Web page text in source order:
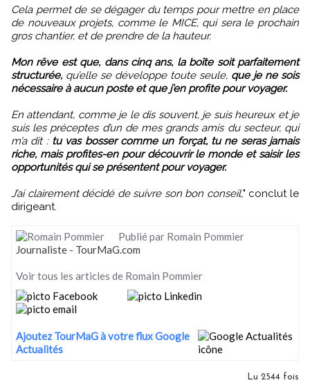
Cela permet de se dégager du temps pour mettre en place
de nouveaux projets, comme le MICE, qui sera le prochain
gros chantier, et de prendre de la hauteur.
Mon rêve est que, dans cinq ans, la boîte soit parfaitement
structurée,qu’elle se développe toute seule, que je ne sois
nécessaire à aucun poste et que j’en profite pour voyager.
En attendant, comme je le dis souvent, je suis heureux et je
suis les préceptes d’un de mes grands amis du secteur, qui
m’a dit : tu vas bosser comme un forçat, tu ne seras jamais
riche, mais profites-en pour découvrir le monde et saisir les
opportunités qui se présentent pour voyager.
J’ai clairement décidé de suivre son bon conseil," conclut le
dirigeant.
Publié par Romain Pommier
Journaliste - TourMaG.com
Voir tous les articles de Romain Pommier
Ajoutez TourMaG à votre flux Google
Actualités
Lu 2544 fois